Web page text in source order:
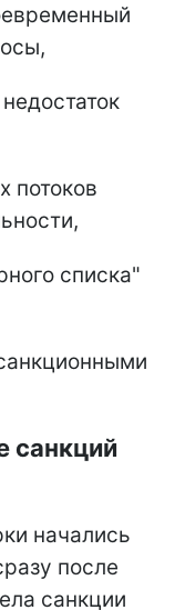
потоков
списка"
санкций
начались
после
санкции